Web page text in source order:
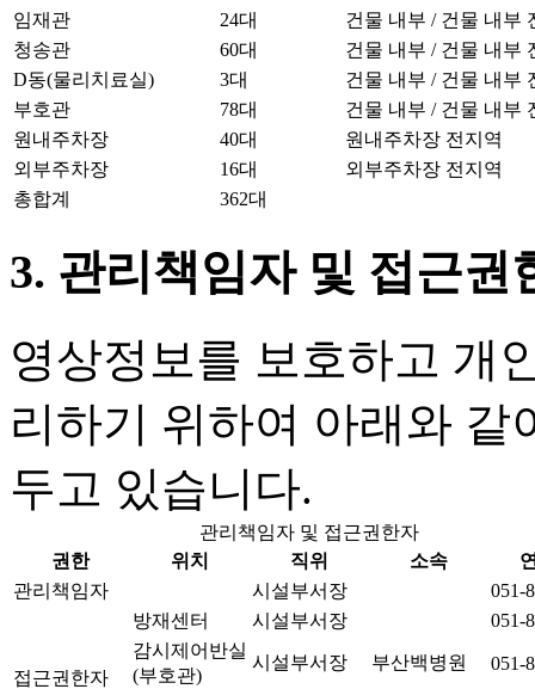
임재관
24대
건물 내부 / 건물 내부
청송관
60대
건물 내부 / 건물 내부
D동(물리치료실)
3대
건물 내부 / 건물 내부
부호관
78대
건물 내부 / 건물 내부
원내주차장
40대
원내주차장 전지역
외부주차장
16대
외부주차장 전지역
총합계
362대
3. 관리책임자 및 접근권
영상정보를 보호하고 개
리하기 위하여 아래와
두고 있습니다.
관리책임자 및 접근권한자
권한
위치 직위 소속
관리책임자
시설부서장
부산백병원
051-
접근권한자
방재센터 시설부서장
051-
감시제어반실
(부호관)
시설부서장 051-